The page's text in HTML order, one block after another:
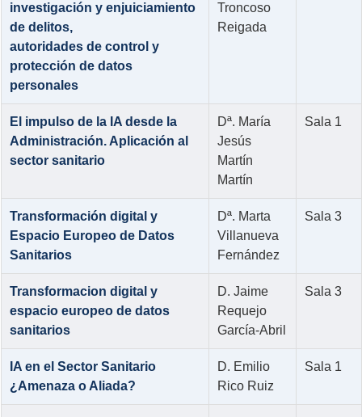
investigación y enjuiciamiento
de delitos,
autoridades de control y
protección de datos
personales
Troncoso
Reigada
El impulso de la IA desde la
Administración. Aplicación al
sector sanitario
Dª. María
Jesús
Martín
Martín
Sala 1
Transformación digital y
Espacio Europeo de Datos
Sanitarios
Dª. Marta
Villanueva
Fernández
Sala 3
Transformacion digital y
espacio europeo de datos
sanitarios
D. Jaime
Requejo
García-Abril
Sala 3
IA en el Sector Sanitario
¿Amenaza o Aliada?
D. Emilio
Rico Ruiz
Sala 1